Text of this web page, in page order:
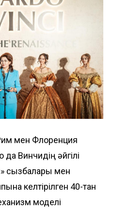
мен Флоренция
Винчидің әйгілі
сызбалары мен
келтірілген 40-тан
моделі